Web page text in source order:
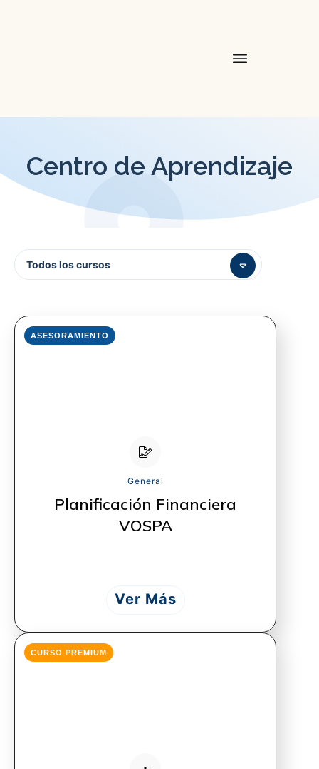
Centro de Aprendizaje
Todos los cursos
ASESORAMIENTO
General
Planificación Financiera
VOSPA
Ver Más
CURSO PREMIUM